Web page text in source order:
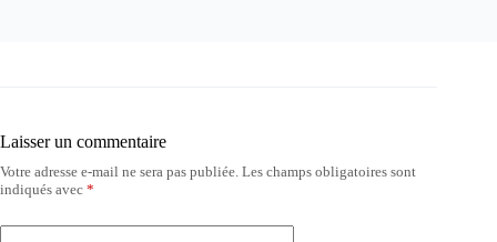
Laisser un commentaire
Votre adresse e-mail ne sera pas publiée. Les champs obligatoires sont
indiqués avec *